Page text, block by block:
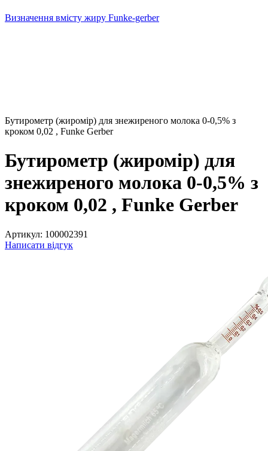
Визначення вмісту жиру Funke-gerber
Бутирометр (жиромір) для знежиреного молока 0-0,5% з
кроком 0,02 , Funke Gerber
Бутирометр (жиромір) для
знежиреного молока 0-0,5% з
кроком 0,02 , Funke Gerber
Артикул: 100002391
Написати відгук